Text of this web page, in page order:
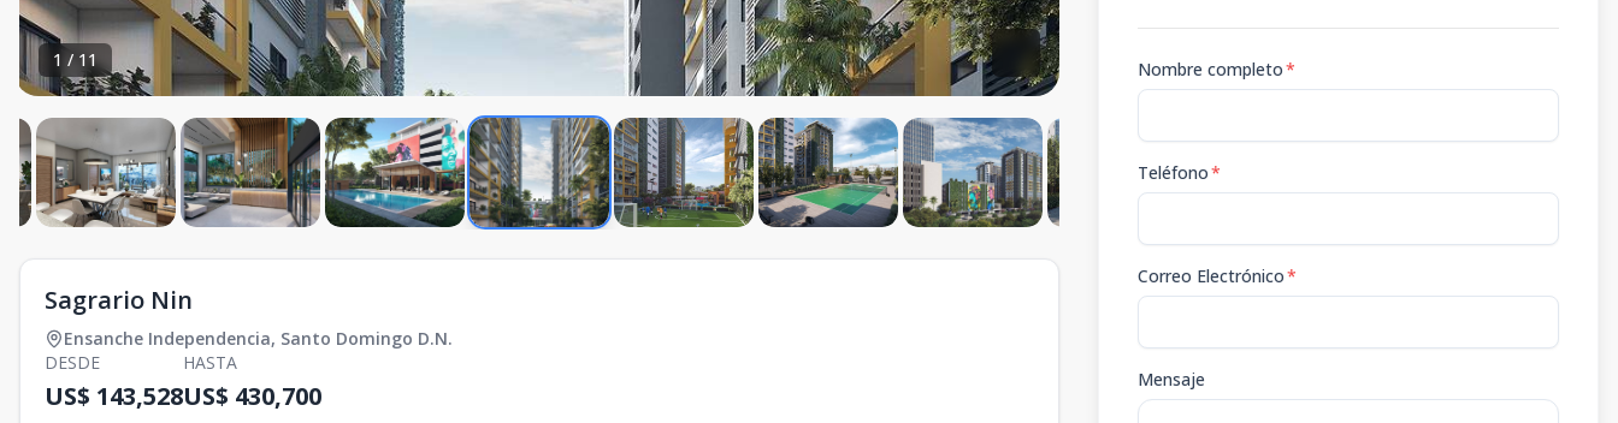
1 / 11
Sagrario Nin
Ensanche Independencia, Santo Domingo D.N.
DESDE
US$ 143,528
HASTA
US$ 430,700
Nombre completo*
Teléfono*
Correo Electrónico*
Mensaje